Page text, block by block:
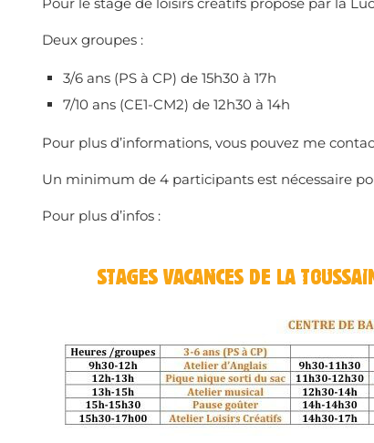
Deux groupes :
3/6 ans (PS à CP) de 15h30 à 17h
7/10 ans (CE1-CM2) de 12h30 à 14h
Pour plus d’informations, vous pouvez me
Un minimum de 4 participants est nécessaire
Pour plus d’infos :